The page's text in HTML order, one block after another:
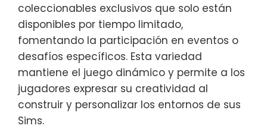
coleccionables exclusivos que solo están
disponibles por tiempo limitado,
fomentando la participación en eventos o
desafíos específicos. Esta variedad
mantiene el juego dinámico y permite a los
jugadores expresar su creatividad al
construir y personalizar los entornos de sus
Sims.